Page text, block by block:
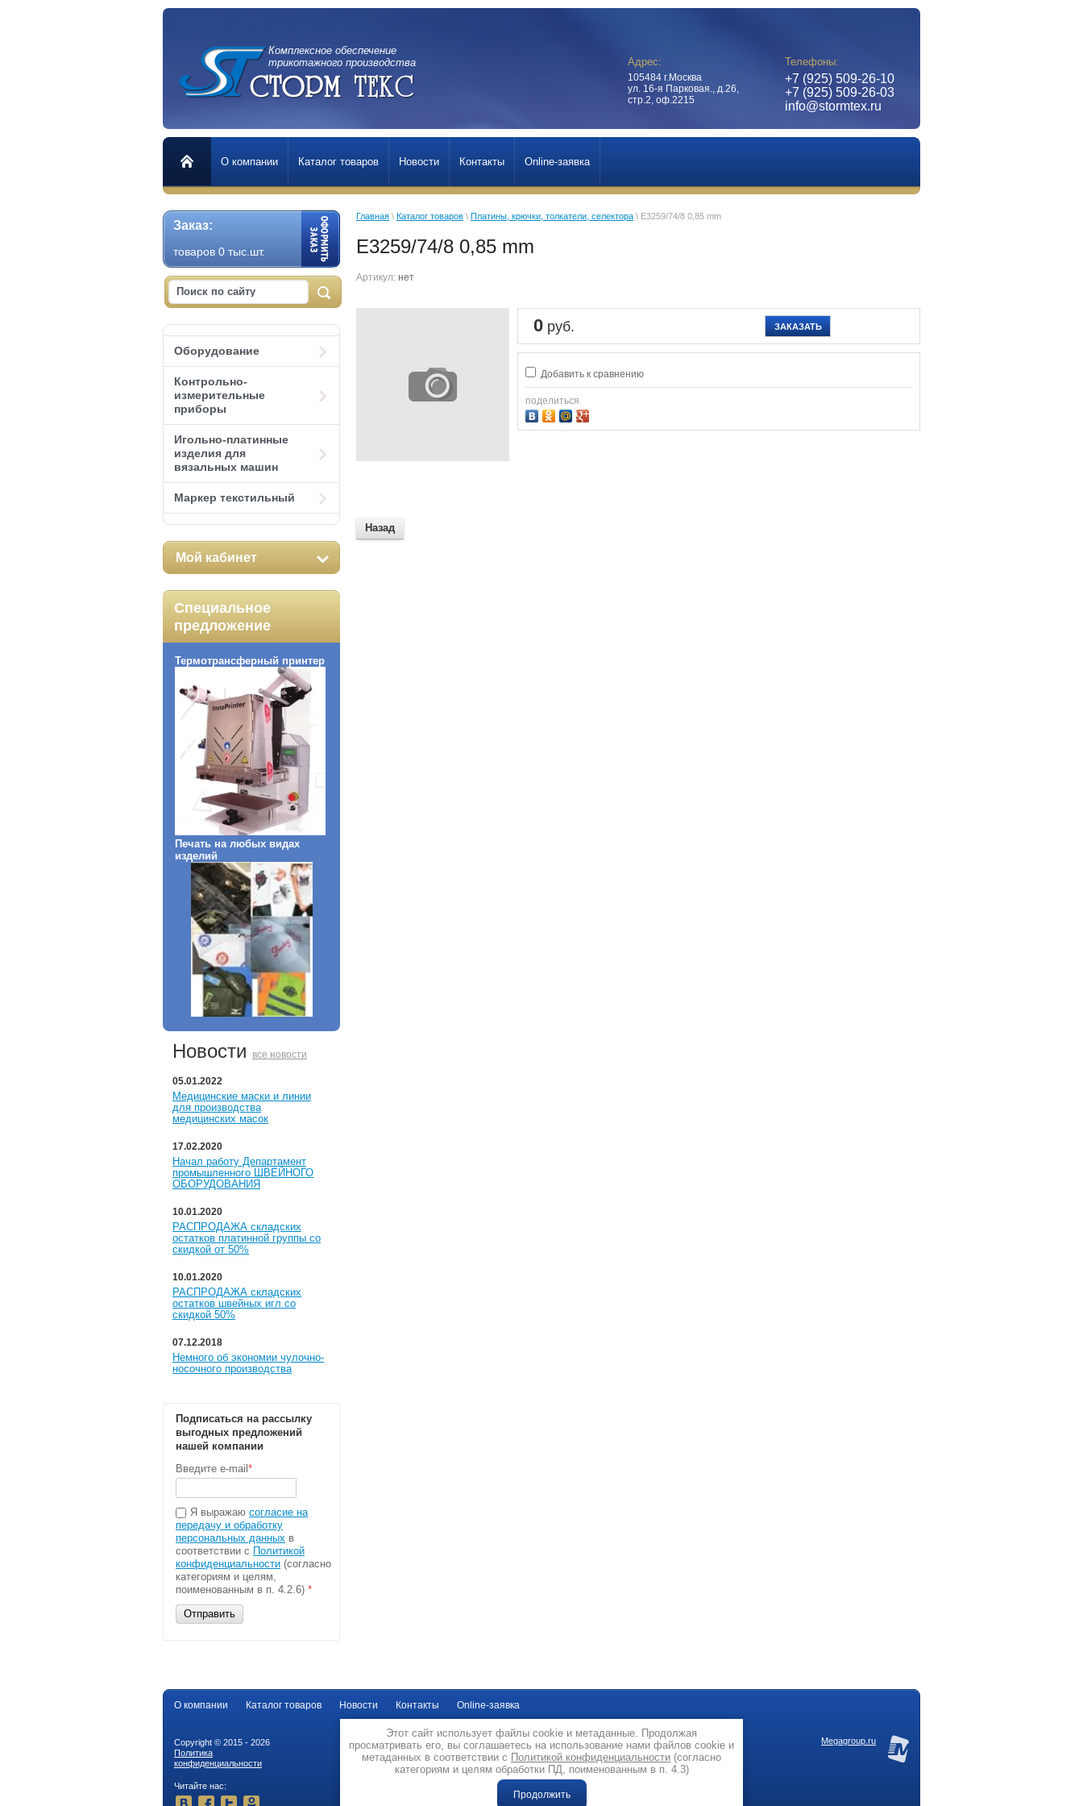
Комплексное обеспечение
трикотажного производства
Адрес:
105484 г.Москва
ул. 16-я Парковая., д.26,
стр.2, оф.2215
Телефоны:
+7 (925) 509-26-10
+7 (925) 509-26-03
info@stormtex.ru
О компании Каталог товаров Новости Контакты Online-заявка
Заказ:
товаров 0 тыс.шт.
Оборудование
Контрольно-
измерительные
приборы
Игольно-платинные
изделия для
вязальных машин
Маркер текстильный
Мой кабинет
Специальное
предложение
Термотрансферный принтер
Печать на любых видах
изделий
Новости все новости
05.01.2022
Медицинские маски и линии
для производства
медицинских масок
17.02.2020
Начал работу Департамент
промышленного ШВЕЙНОГО
ОБОРУДОВАНИЯ
10.01.2020
РАСПРОДАЖА складских
остатков платинной группы со
скидкой от 50%
10.01.2020
РАСПРОДАЖА складских
остатков швейных игл со
скидкой 50%
07.12.2018
Немного об экономии чулочно-
носочного производства
Подписаться на рассылку
выгодных предложений
нашей компании
Введите e-mail *
Я выражаю согласие на
передачу и обработку
персональных данных в
соответствии с Политикой
конфиденциальности (согласно
категориям и целям,
поименованным в п. 4.2.6) *
Отправить
Главная \ Каталог товаров \ Платины, крючки, толкатели, селектора \ E3259/74/8 0,85 mm
E3259/74/8 0,85 mm
Артикул: нет
0 руб.
Добавить к сравнению
поделиться
Назад
О компании Каталог товаров Новости Контакты Online-заявка
Megagroup.ru
Copyright © 2015 - 2026
Политика
конфиденциальности
Читайте нас:
105484 г.Москва
ул. 16-я Парковая., д.26, стр.2, оф.2215
Этот сайт использует файлы cookie и метаданные. Продолжая
просматривать его, вы соглашаетесь на использование нами файлов cookie и
метаданных в соответствии с Политикой конфиденциальности (согласно
категориям и целям обработки ПД, поименованным в п. 4.3)
Продолжить